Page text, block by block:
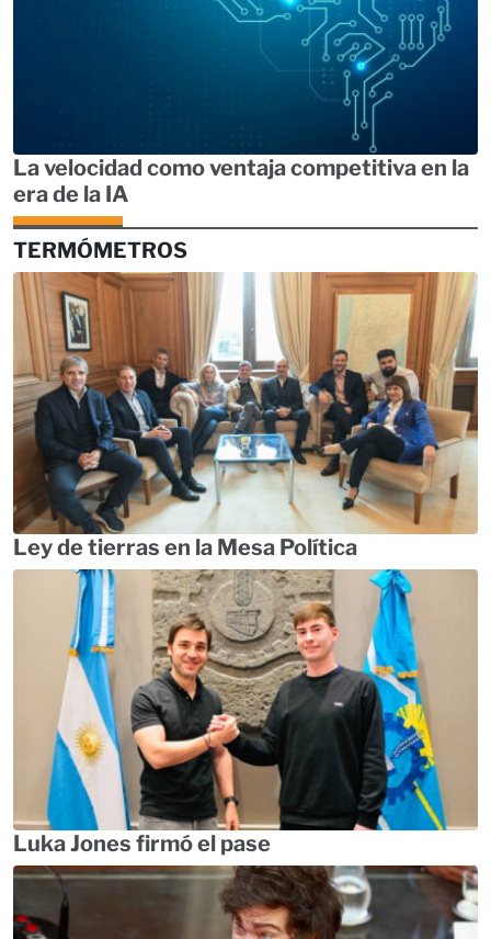
La velocidad como ventaja competitiva en la
era de la IA
TERMÓMETROS
Ley de tierras en la Mesa Política
Luka Jones firmó el pase